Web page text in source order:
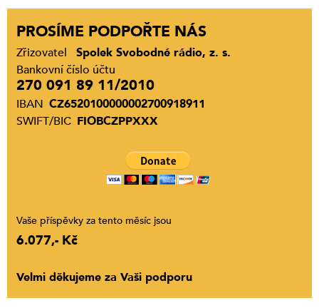
PROSÍME PODPOŘTE NÁS
Zřizovatel
Spolek Svobodné rádio, z. s.
Bankovní číslo účtu
270 091 89 11/2010
IBAN CZ6520100000002700918911
SWIFT/BIC FIOBCZPPXXX
Vaše příspěvky za tento měsíc jsou
6.077,- Kč
Velmi děkujeme za Vaši podporu